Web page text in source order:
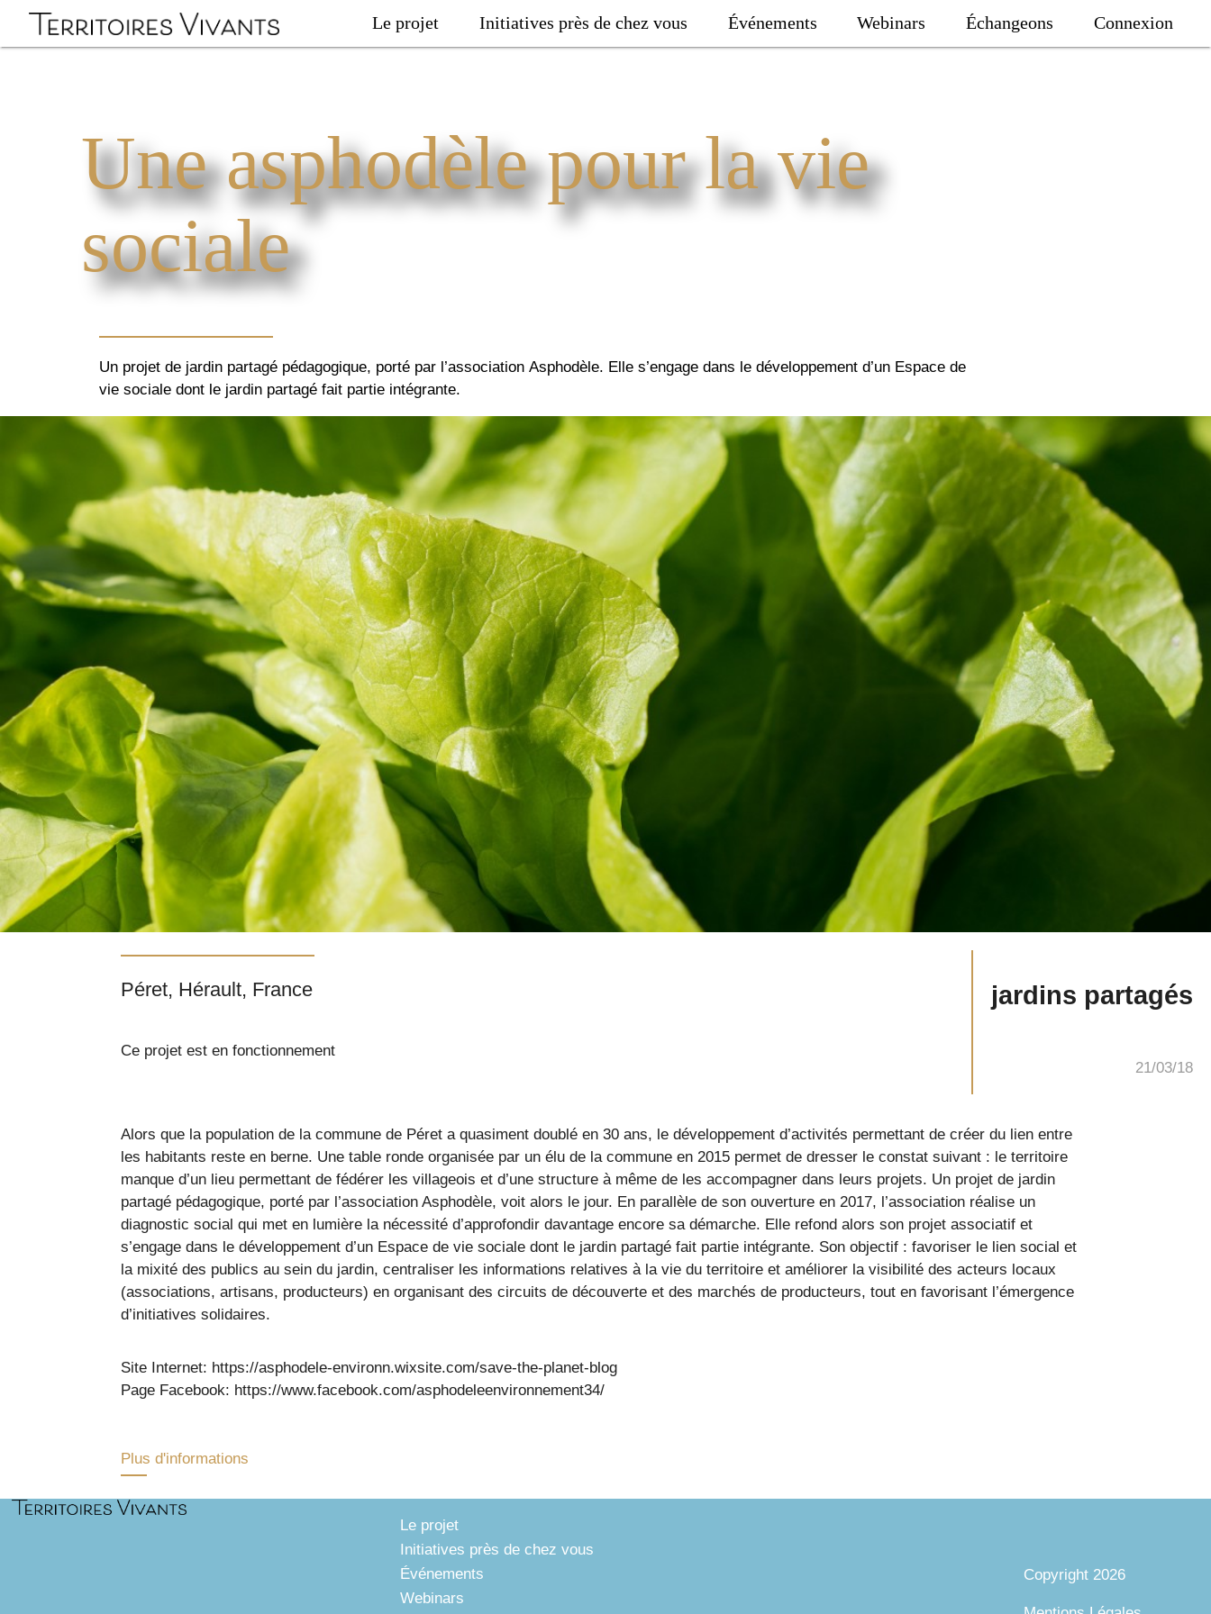
Le projet Initiatives près de chez vous Événements Webinars Échangeons Connexion
Une asphodèle pour la vie
sociale
Un projet de jardin partagé pédagogique, porté par l’association Asphodèle. Elle s’engage dans le développement d’un Espace de
vie sociale dont le jardin partagé fait partie intégrante.
21/03/18
jardins partagés
Péret, Hérault, France
Ce projet est en fonctionnement
Alors que la population de la commune de Péret a quasiment doublé en 30 ans, le développement d’activités permettant de créer du lien entre
les habitants reste en berne. Une table ronde organisée par un élu de la commune en 2015 permet de dresser le constat suivant : le territoire
manque d’un lieu permettant de fédérer les villageois et d’une structure à même de les accompagner dans leurs projets. Un projet de jardin
partagé pédagogique, porté par l’association Asphodèle, voit alors le jour. En parallèle de son ouverture en 2017, l’association réalise un
diagnostic social qui met en lumière la nécessité d’approfondir davantage encore sa démarche. Elle refond alors son projet associatif et
s’engage dans le développement d’un Espace de vie sociale dont le jardin partagé fait partie intégrante. Son objectif : favoriser le lien social et
la mixité des publics au sein du jardin, centraliser les informations relatives à la vie du territoire et améliorer la visibilité des acteurs locaux
(associations, artisans, producteurs) en organisant des circuits de découverte et des marchés de producteurs, tout en favorisant l’émergence
d’initiatives solidaires.
Site Internet: https://asphodele-environn.wixsite.com/save-the-planet-blog
Page Facebook: https://www.facebook.com/asphodeleenvironnement34/
Plus d'informations
Le projet
Initiatives près de chez vous
Événements
Webinars
Copyright 2026